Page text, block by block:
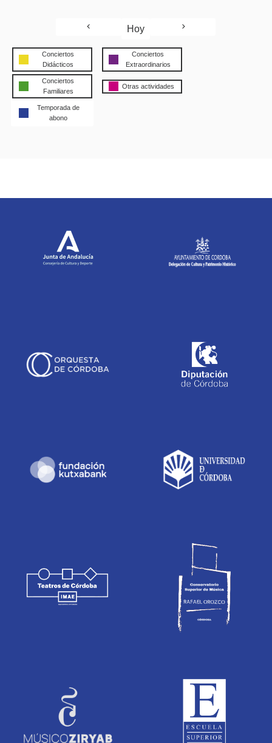
Hoy
Conciertos
Didácticos
Conciertos
Extraordinarios
Conciertos
Familiares
Otras actividades
Temporada de
abono